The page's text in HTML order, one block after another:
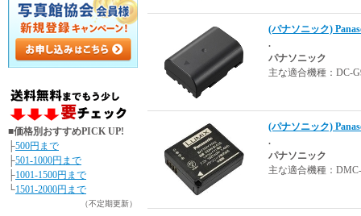
(パナソニック)
.
パナソニック
主な適合機種：DC-
(パナソニック)
.
パナソニック
主な適合機種：
■価格別おすすめPICK UP!
├500円まで
├501-1000円まで
├1001-1500円まで
└1501-2000円まで
（不定期更新）